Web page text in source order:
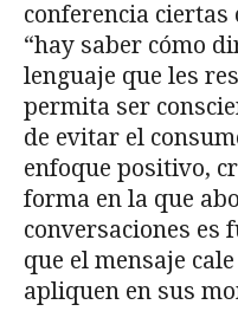
conferencia ciertas
“hay saber cómo
lenguaje que les
permita ser
de evitar el
enfoque positivo,
forma en la que
conversaciones es
que el mensaje
apliquen en sus